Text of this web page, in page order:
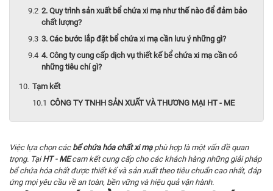
2. Quy trình sản xuất bể chứa xi mạ như thế nào để đảm bảo
chất lượng?
3. Các bước lắp đặt bể chứa xi mạ cần lưu ý những gì?
4. Công ty cung cấp dịch vụ thiết kế bể chứa xi mạ cần có
những tiêu chí gì?
Tạm kết
CÔNG TY TNHH SẢN XUẤT VÀ THƯƠNG MẠI HT - ME
Việc lựa chọn các bể chứa hóa chất xi mạphù hợp là một vấn đề quan
trọng. TạiHT - MEcam kết cung cấp cho các khách hàng những giải pháp
bể chứa hóa chấtđược thiết kế và sản xuất theo tiêu chuẩn cao nhất, đáp
ứng mọi yêu cầu về an toàn, bền vững và hiệu quả vận hành.